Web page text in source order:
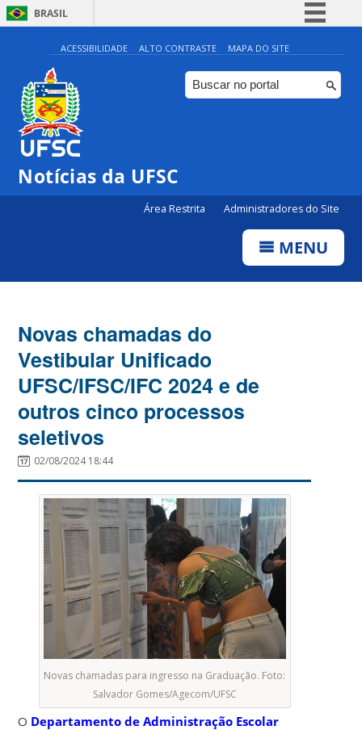
BRASIL
Simplifique!
Comunica BR
Participe
ACESSIBILIDADE ALTO CONTRASTE MAPA DO SITE
Notícias da UFSC
Área Restrita Administradores do Site
MENU
Novas chamadas do
Vestibular Unificado
UFSC/IFSC/IFC 2024 e de
outros cinco processos
seletivos
02/08/2024 18:44
Novas chamadas para ingresso na Graduação. Foto:
Salvador Gomes/Agecom/UFSC
O Departamento de Administração Escolar